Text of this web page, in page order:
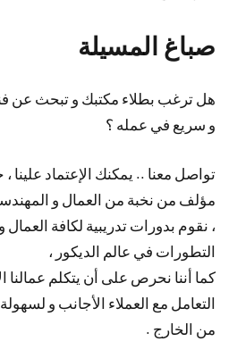
صباغ المسيلة
هل ترغب بطلاء مكتبك و تبحث عن
و سريع في عمله ؟
تواصل معنا .. يمكنك الإعتماد علينا
مؤلف من نخبة من العمال و
، نقوم بدورات تدريبية لكافة العمال
التطورات في عالم الديكور ،
كما أننا نحرص على أن يتكلم عمالنا
التعامل مع العملاء الأجانب و
من الخارج .